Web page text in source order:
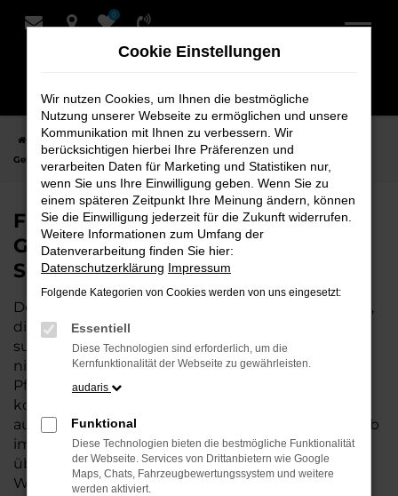
Zum
0
Startseite Weyhe VW VW ID.3
Finden Sie Ihren VW ID.3
Gebrauchtwagen für Weyhe bei Schmidt + Koch
Finden Sie Ihren VW ID.3
Gebrauchtwagen für Weyhe bei
Schmidt + Koch
Der VW ID.3 ist die perfekte Wahl für alle in Weyhe,
die ein zuverlässiges und modernes Fahrzeug
suchen. Mit seiner erstklassigen Ausstattung, der
niedrigen Laufleistung und der ausgezeichneten
Pflege ist dieser Gebrauchtwagen eine
kostengünstige Alternative zum Neuwagen, ohne
auf Komfort und Qualität verzichten zu müssen. Ob
im Stadtverkehr oder für längere Fahrten, der ID.3
überzeugt durch Fahrkomfort, Sicherheit und
Wirtschaftlichkeit.
Cookie Einstellungen
Wir nutzen Cookies, um Ihnen die bestmögliche
Nutzung unserer Webseite zu ermöglichen und unsere
Kommunikation mit Ihnen zu verbessern. Wir
berücksichtigen hierbei Ihre Präferenzen und
verarbeiten Daten für Marketing und Statistiken nur,
wenn Sie uns Ihre Einwilligung geben. Wenn Sie zu
einem späteren Zeitpunkt Ihre Meinung ändern, können
Sie die Einwilligung jederzeit für die Zukunft widerrufen.
Weitere Informationen zum Umfang der
Datenverarbeitung finden Sie hier:
Datenschutzerklärung Impressum
Folgende Kategorien von Cookies werden von uns eingesetzt:
Essentiell
Diese Technologien sind erforderlich, um die
Kernfunktionalität der Webseite zu gewährleisten.
audaris
Funktional
Diese Technologien bieten die bestmögliche Funktionalität
der Webseite. Services von Drittanbietern wie Google
Maps, Chats, Fahrzeugbewertungssystem und weitere
werden aktiviert.